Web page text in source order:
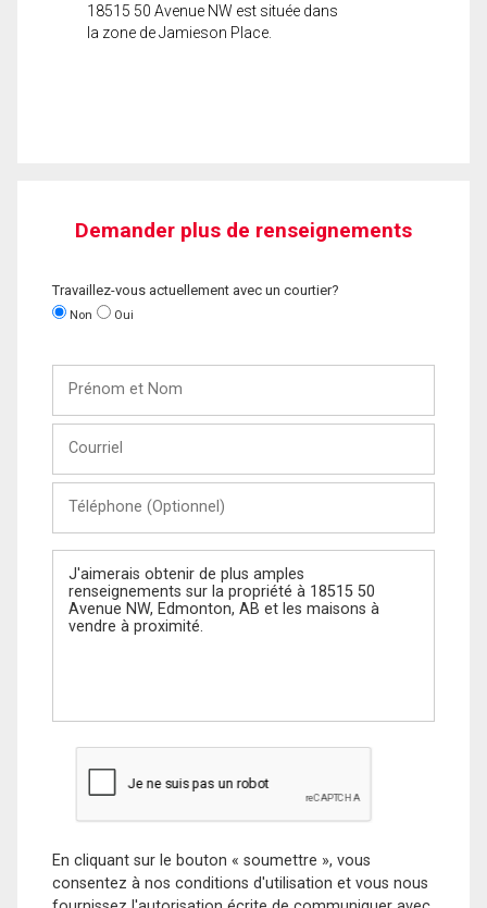
18515 50 Avenue NW est située dans
la zone de Jamieson Place.
Demander plus de renseignements
Travaillez-vous actuellement avec un courtier?
Non Oui
Nom
(Optionnel)
Message
En cliquant sur le bouton « soumettre », vous
consentez à nos conditions d'utilisation et vous nous